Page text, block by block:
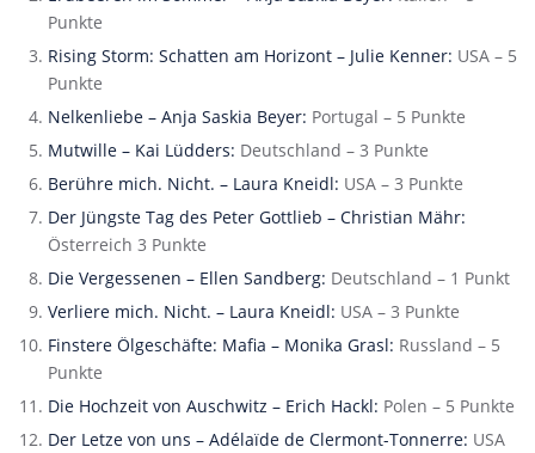
Punkte
Rising Storm: Schatten am Horizont – Julie Kenner: USA – 5
Punkte
Nelkenliebe – Anja Saskia Beyer: Portugal – 5 Punkte
Mutwille – Kai Lüdders: Deutschland – 3 Punkte
Berühre mich. Nicht. – Laura Kneidl: USA – 3 Punkte
Der Jüngste Tag des Peter Gottlieb – Christian Mähr:
Österreich 3 Punkte
Die Vergessenen – Ellen Sandberg: Deutschland – 1 Punkt
Verliere mich. Nicht. – Laura Kneidl: USA – 3 Punkte
Finstere Ölgeschäfte: Mafia – Monika Grasl: Russland – 5
Punkte
Die Hochzeit von Auschwitz – Erich Hackl: Polen – 5 Punkte
Der Letze von uns – Adélaïde de Clermont-Tonnerre: USA